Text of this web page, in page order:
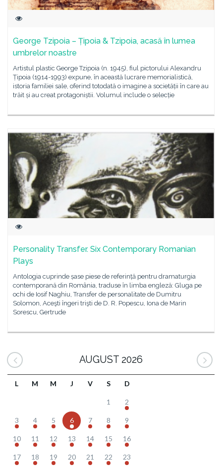
George Tzipoia – Țipoia & Tzipoia, acasă în lumea
umbrelor noastre
Artistul plastic George Tzipoia (n. 1945), fiul pictorului Alexandru
Țipoia (1914-1993) expune, în această lucrare memorialistică,
istoria familiei sale, oferind totodată o imagine a societății în care au
trăit și au creat protagoniștii. Volumul include o selecție
Personality Transfer. Six Contemporary Romanian
Plays
Antologia cuprinde șase piese de referință pentru dramaturgia
contemporană din România, traduse în limba engleză: Gluga pe
ochi de Iosif Naghiu, Transfer de personalitate de Dumitru
Solomon, Aceşti îngeri trişti de D. R. Popescu, Iona de Marin
Sorescu, Gertrude
AUGUST 2026
L M M J V S D
1 2
3 4 5 6 7 8 9
10 11 12 13 14 15 16
17 18 19 20 21 22 23